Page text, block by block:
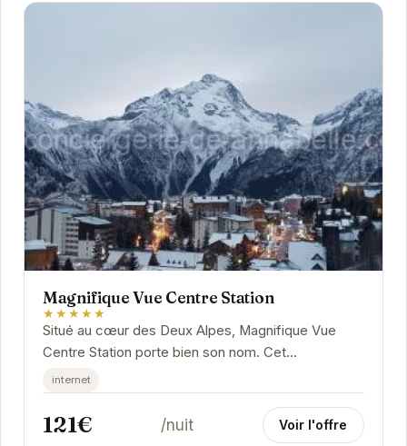
Magnifique Vue Centre Station
★★★★★
Situé au cœur des Deux Alpes, Magnifique Vue
Centre Station porte bien son nom. Cet
appartement offre des vues exceptionnelles et un
accès facile...
internet
121€ /nuit Voir l'offre